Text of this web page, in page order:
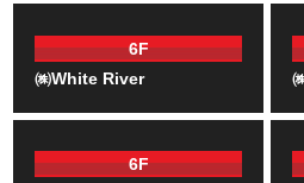
6F
㈱White River
6F